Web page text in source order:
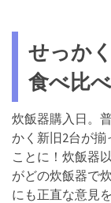
せっか
食べ比べ
炊飯器購入日。
かく新旧2台が
ことに！炊飯器
がどの炊飯器で
にも正直な意見